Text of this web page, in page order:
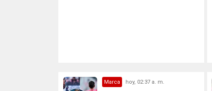
Marca hoy, 02:37 a. m.